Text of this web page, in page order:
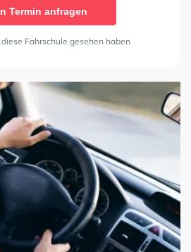
Termin anfragen
Fahrschule gesehen haben